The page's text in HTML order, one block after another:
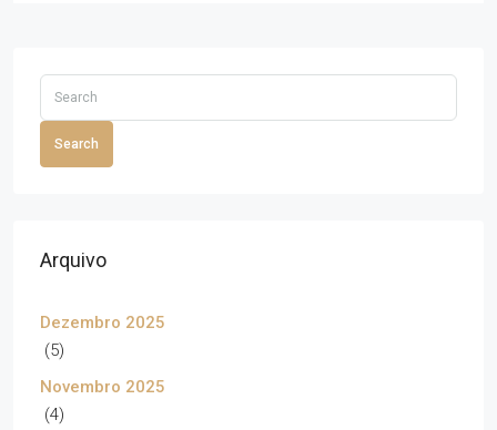
Search
Arquivo
Dezembro 2025
(5)
Novembro 2025
(4)